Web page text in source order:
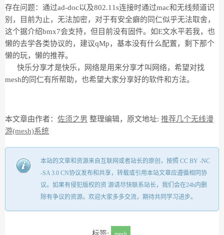
存在问题：通过ad-doc以及802.11s连接时通过mac和无线频道识
别，目前为止，无法加密，对于有安全癖的同仁似乎无法取舍，
这个据介绍bmx7会支持，但目前没有固件。如E文水平若我，也
懒的去学各类协议的，建议qMp，基本没有什么配置，剩下那个
懒的玩，懒的推荐。
快乐分享才是快乐，网络是用来分享才叫网络，希望对找
mesh的同仁有所帮助，也希望大家分享好的软件和方法。
本文章由作者： 佐须之男 整理编辑，原文地址: 推荐几个无线漫
游(mesh)系统
本站的文章和资源来自互联网或者站长的原创，按照 CC BY -NC
-SA 3.0 CN协议发布和共享，转载或引用本站文章应遵循相同协
议。如果有侵犯版权的资 源请尽快联系站长，我们会在24h内删
除有争议的资源。欢迎大家多多交流，期待共同学习进步。